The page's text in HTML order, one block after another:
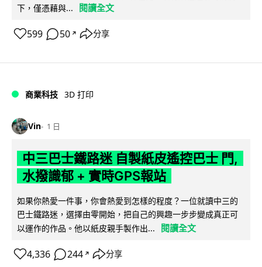
下，僅憑藉與...
閱讀全文
599 50 ↗ 分享
商業科技 3D 打印
Vin 1 日
中三巴士鐵路迷 自製紙皮遙控巴士 門,
水撥識郁 + 實時GPS報站
如果你熱愛一件事，你會熱愛到怎樣的程度？一位就讀中三的
巴士鐵路迷，選擇由零開始，把自己的興趣一步步變成真正可
以運作的作品。他以紙皮親手製作出...
閱讀全文
4,336 244 ↗ 分享